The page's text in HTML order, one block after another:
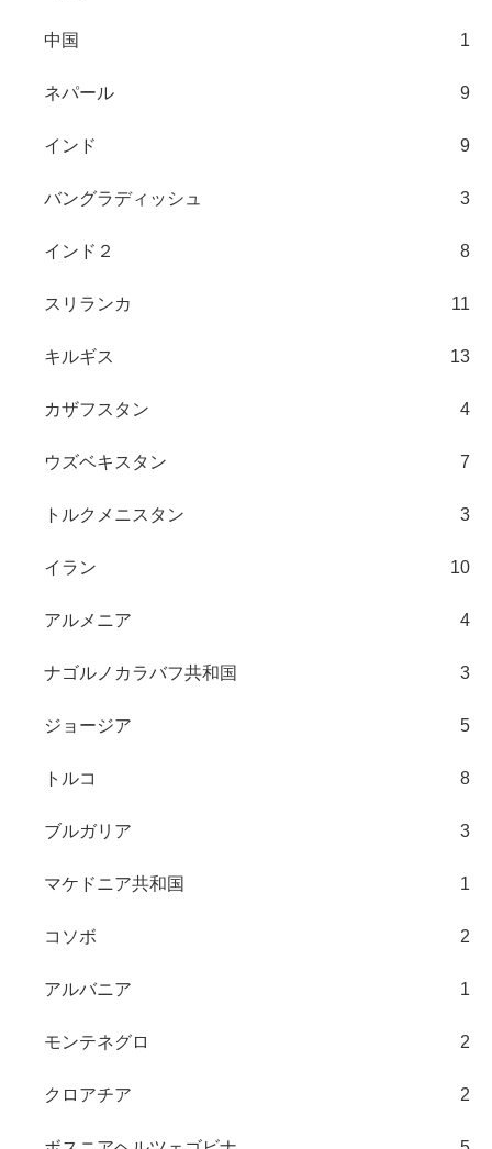
中国 1
ネパール 9
インド 9
バングラディッシュ 3
インド２ 8
スリランカ 11
キルギス 13
カザフスタン 4
ウズベキスタン 7
トルクメニスタン 3
イラン 10
アルメニア 4
ナゴルノカラバフ共和国 3
ジョージア 5
トルコ 8
ブルガリア 3
マケドニア共和国 1
コソボ 2
アルバニア 1
モンテネグロ 2
クロアチア 2